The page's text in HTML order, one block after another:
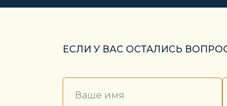
ЕСЛИ У ВАС ОСТАЛИСЬ